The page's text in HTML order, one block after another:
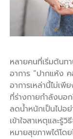
หลายคนที่เริ่มต้นท
อาการ “ปากแห้ง
อาการเหล่านี้ไม่เ
ที่ร่างกายกำลังบอ
ลดน้ำหนักเป็นไปอ
เข้าใจสาเหตุและรู้
หมายสุขภาพได้โด